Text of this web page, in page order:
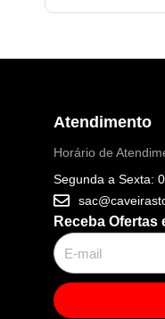
Atendimento
Horário de
Segunda a Sexta:
Receba